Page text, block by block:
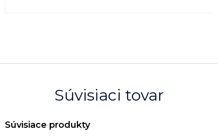
Súvisiaci tovar